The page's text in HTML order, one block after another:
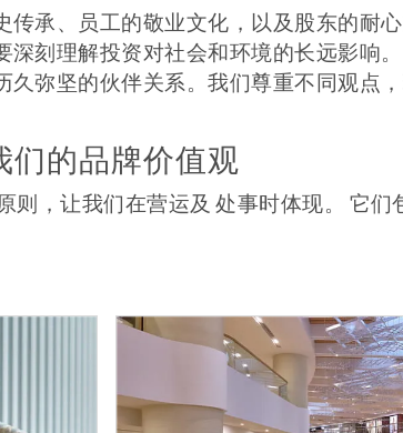
承、员工的敬业文化，以及股东的耐
刻理解投资对社会和环境的长远影响
弥坚的伙伴关系。我们尊重不同观点
们的品牌价值观
则，让我们在营运及 处事时体现。 它们